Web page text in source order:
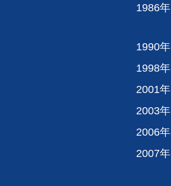
1986年
1990年
1998年
2001年
2003年
2006年
2007年